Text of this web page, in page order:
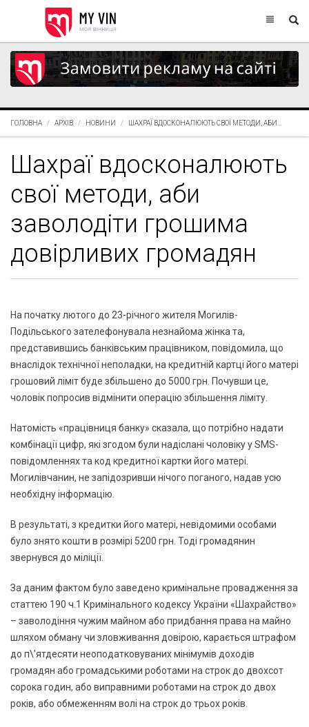
ГОЛОВНА АРХІВ НОВИНИ ШАХРАЇ ВДОСКОНАЛЮЮТЬ СВОЇ МЕТОДИ, АБИ...
Шахраї вдосконалюють
свої методи, аби
заволодіти грошима
довірливих громадян
На початку лютого до 23-річного жителя Могилів-
Подільського зателефонувала незнайома жінка та,
представившись банківським працівником, повідомила, що
внаслідок технічної неполадки, на кредитній картці його матері
грошовий ліміт буде збільшено до 5000 грн. Почувши це,
чоловік попросив відмінити операцію збільшення ліміту.
Натомість «працівниця банку» сказала, що потрібно надати
комбінації цифр, які згодом були надіслані чоловіку у SMS-
повідомленнях та код кредитної картки його матері.
Могилівчанин, не запідозривши нічого поганого, надав усю
необхідну інформацію.
В результаті, з кредитки його матері, невідомими особами
було знято кошти в розмірі 5200 грн. Тоді громадянин
звернувся до міліції.
За даним фактом було заведено кримінальне провадження за
статтею 190 ч.1 Кримінального кодексу України «Шахрайство»
– заволодіння чужим майном або придбання права на майно
шляхом обману чи зловживання довірою, карається штрафом
до п\'ятдесяти неоподатковуваних мінімумів доходів
громадян або громадськими роботами на строк до двохсот
сорока годин, або виправними роботами на строк до двох
років, або обмеженням волі на строк до трьох років.